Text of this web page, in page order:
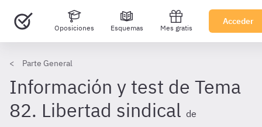
Oposiciones Esquemas Mes gratis
Acceder
Parte General
Información y test de Tema
82. Libertad sindical de